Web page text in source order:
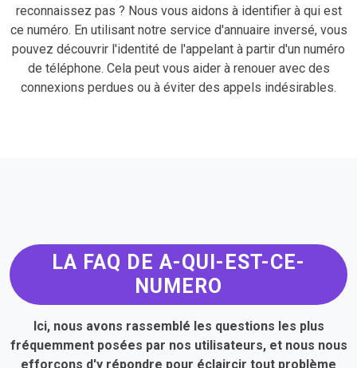
reconnaissez pas ? Nous vous aidons à identifier à qui est
ce numéro. En utilisant notre service d'annuaire inversé, vous
pouvez découvrir l'identité de l'appelant à partir d'un numéro
de téléphone. Cela peut vous aider à renouer avec des
connexions perdues ou à éviter des appels indésirables.
LA FAQ DE A-QUI-EST-CE-
NUMERO
Ici, nous avons rassemblé les questions les plus
fréquemment posées par nos utilisateurs, et nous nous
efforçons d'y répondre pour éclaircir tout problème